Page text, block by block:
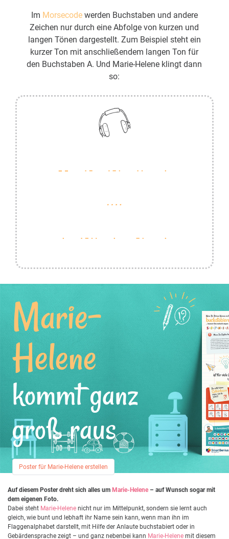
Im Morsecodewerden Buchstaben und andere
Zeichen nur durch eine Abfolge von kurzen und
langen Tönen dargestellt. Zum Beispiel steht ein
kurzer Ton mit anschließendem langen Ton für
den Buchstaben A. Und Marie-Helene klingt dann
so:
Marie-
Helene
kommt ganz
groß raus
Poster für Marie-Helene erstellen
Auf diesem Poster dreht sich alles um Marie-Helene– auf Wunsch sogar mit
dem eigenen Foto.
Dabei steht Marie-Helene nicht nur im Mittelpunkt, sondern sie lernt auch
gleich, wie bunt und lebhaft ihr Name sein kann, wenn man ihn im
Flaggenalphabet darstellt, mit Hilfe der Anlaute buchstabiert oder in
Gebärdensprache zeigt – und ganz nebenbei kann Marie-Helene mit diesem